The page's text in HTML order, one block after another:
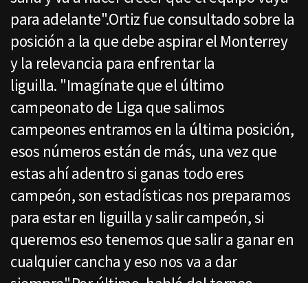
para adelante".Ortiz fue consultado sobre la
posición a la que debe aspirar el Monterrey
y la relevancia para enfrentar la
liguilla. "Imagínate que el último
campeonato de Liga que salimos
campeones entramos en la última posición,
esos números están de más, una vez que
estas ahí adentro si ganas todo eres
campeón, son estadísticas nos preparamos
para estar en liguilla y salir campeón, si
queremos eso tenemos que salir a ganar en
cualquier cancha y eso nos va a dar